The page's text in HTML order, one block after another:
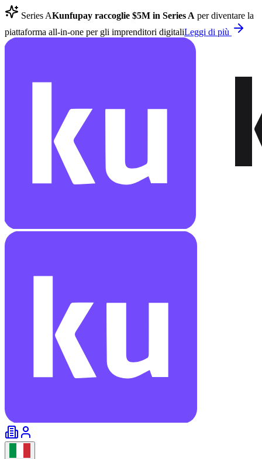
Series AKunfupay raccoglie $5M in Series A per diventare la
piattaforma all-in-one per gli imprenditori digitaliLeggi di più